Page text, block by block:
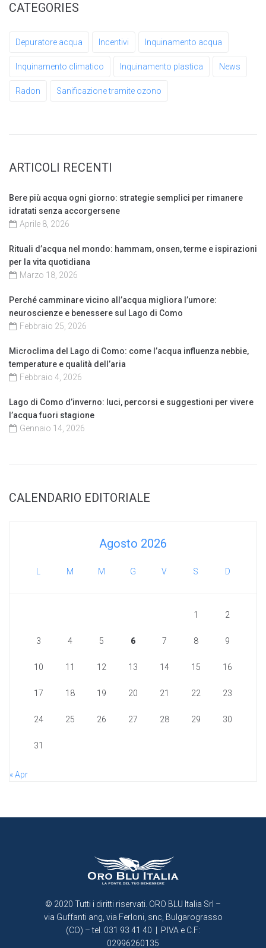
CATEGORIES
Depuratore acqua Incentivi Inquinamento acqua
Inquinamento climatico Inquinamento plastica News
Radon Sanificazione tramite ozono
ARTICOLI RECENTI
Bere più acqua ogni giorno: strategie semplici per rimanere
idratati senza accorgersene
Aprile 8, 2026
Rituali d’acqua nel mondo: hammam, onsen, terme e ispirazioni
per la vita quotidiana
Marzo 18, 2026
Perché camminare vicino all’acqua migliora l’umore:
neuroscienze e benessere sul Lago di Como
Febbraio 25, 2026
Microclima del Lago di Como: come l’acqua influenza nebbie,
temperature e qualità dell’aria
Febbraio 4, 2026
Lago di Como d’inverno: luci, percorsi e suggestioni per vivere
l’acqua fuori stagione
Gennaio 14, 2026
CALENDARIO EDITORIALE
Agosto 2026
L M M G V S D
1 2
3 4 5 6 7 8 9
10 11 12 13 14 15 16
17 18 19 20 21 22 23
24 25 26 27 28 29 30
31
« Apr
© 2020 Tutti i diritti riservati. ORO BLU Italia Srl –
via Guffanti ang, via Ferloni, snc, Bulgarograsso
(CO) – tel. 031 93 41 40 | P.IVA e C.F:
02996260135